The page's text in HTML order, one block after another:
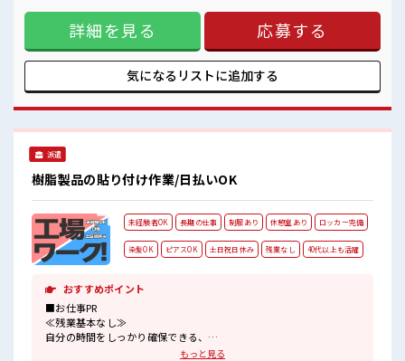
休憩室で自分タイム！
のんびりスマホチェック♪
≪残業多めでがっつり稼ぐ≫ 高収入を希望される方にオスス
メ。 残業は月20時間以上あります♪ ≪週休2日制≫ 週末は家
族や友人と一緒にプライベート満喫！ ≪髪色自由で自分らし
く働く≫ 明るすぎたり奇抜でなければ基本的に自由！ (規定
有)制服があると毎日の服選びに悩まずOK♪ ≪様々なお仕事
をご提案≫ 一人で悩まず気軽に相談できる、 派遣のお仕事で
だから、 モチベーションもUP！ ≪20代の方が多数活躍中の
職場≫ 休憩室で自分タイム！ のんびりスマホチェック♪
詳細を見る 応募する
気になるリストに追加する
派遣
樹脂製品の貼り付け作業/日払いOK
未経験者OK 長期の仕事 制服あり 休憩室あり ロッカー完備
染髪OK ピアスOK 土日祝日休み 残業なし 40代以上も活躍
おすすめポイント
■お仕事PR
≪残業基本なし≫
自分の時間をしっかり確保できる、
もっと見る